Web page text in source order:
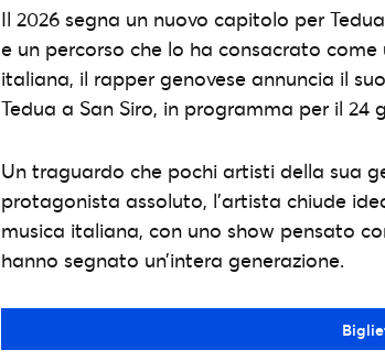
Il 2026 segna un nuovo capitolo per
e un percorso che lo ha consacrato
italiana, il rapper genovese annuncia il
Tedua a San Siro, in programma per il 24
Un traguardo che pochi artisti della sua
protagonista assoluto, l’artista chiude
musica italiana, con uno show pensato
hanno segnato un’intera generazione.